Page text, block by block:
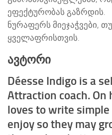
ეფექტურობას გაზრდის.
ნურაფერს მიეჯაჭვები,
ყველაფრისთვის.
ავტორი
Déesse Indigo is a
Attraction coach. On
loves to write
enjoy so they may